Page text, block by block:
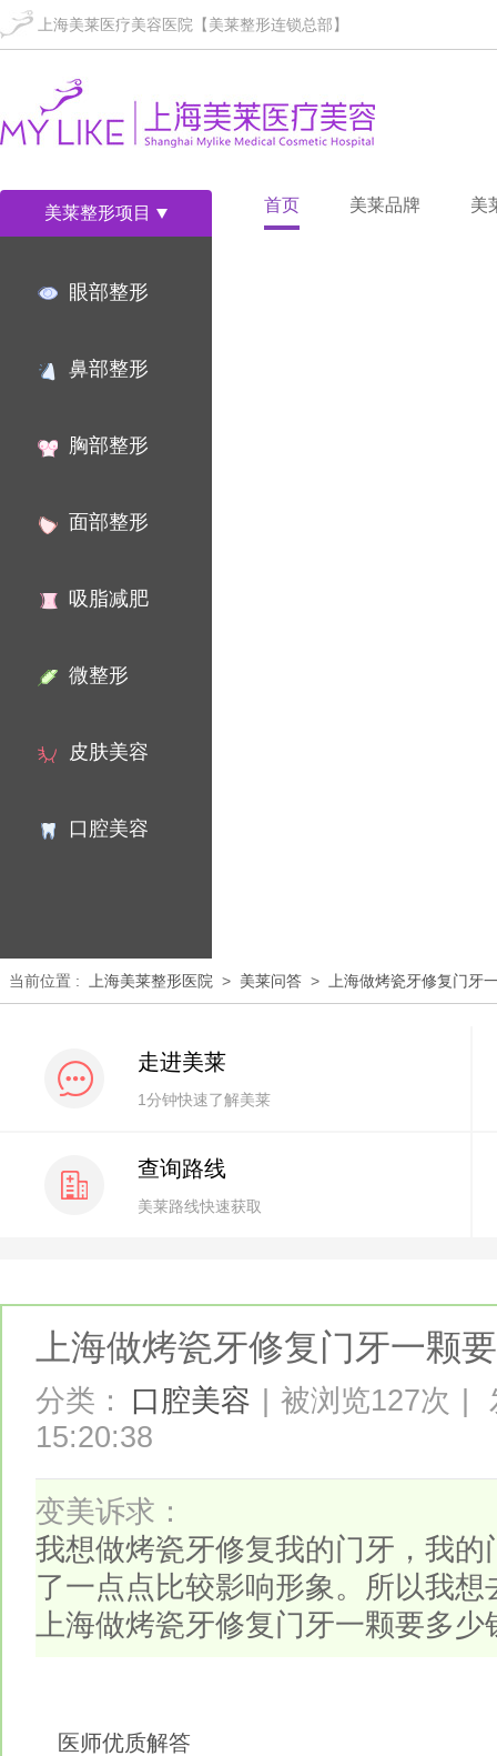
上海美莱医疗美容医院【美莱整形连锁总部】
美莱整形项目
眼部整形
鼻部整形
胸部整形
面部整形
吸脂减肥
微整形
皮肤美容
口腔美容
首页 美莱品牌 美
当前位置 : 上海美莱整形医院 > 美莱问答 > 上海做烤瓷牙修复门牙
走进美莱
1分钟快速了解美莱
查询路线
美莱路线快速获取
上海做烤瓷牙修复门牙一颗
分类： 口腔美容 被浏览127次
15:20:38
变美诉求：
我想做烤瓷牙修复我的门牙，我
了一点点比较影响形象。所以我
上海做烤瓷牙修复门牙一颗要多
医师优质解答